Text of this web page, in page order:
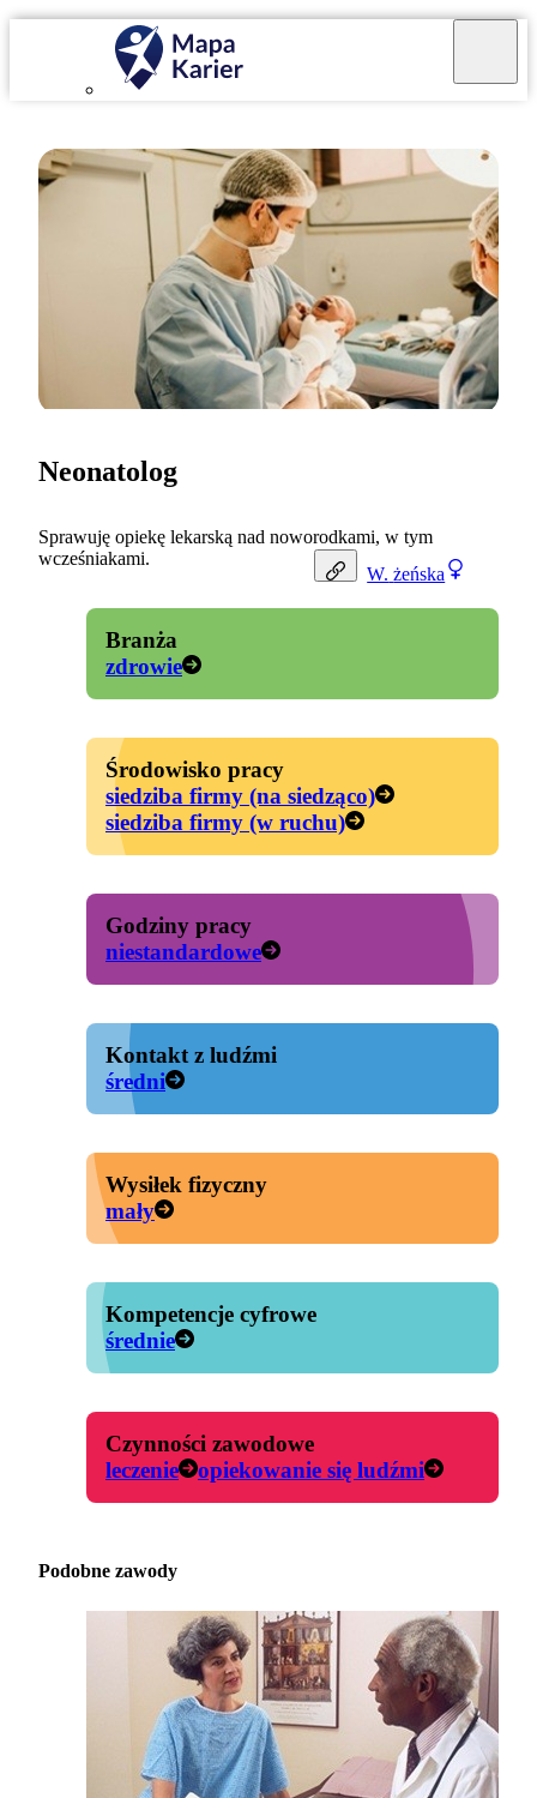
W. żeńska
Neonatolog
Sprawuję opiekę lekarską nad noworodkami, w tym
wcześniakami.
Branża
zdrowie
Środowisko pracy
siedziba firmy (na siedząco)
siedziba firmy (w ruchu)
Godziny pracy
niestandardowe
Kontakt z ludźmi
średni
Wysiłek fizyczny
mały
Kompetencje cyfrowe
średnie
Czynności zawodowe
leczenie
opiekowanie się ludźmi
Podobne zawody